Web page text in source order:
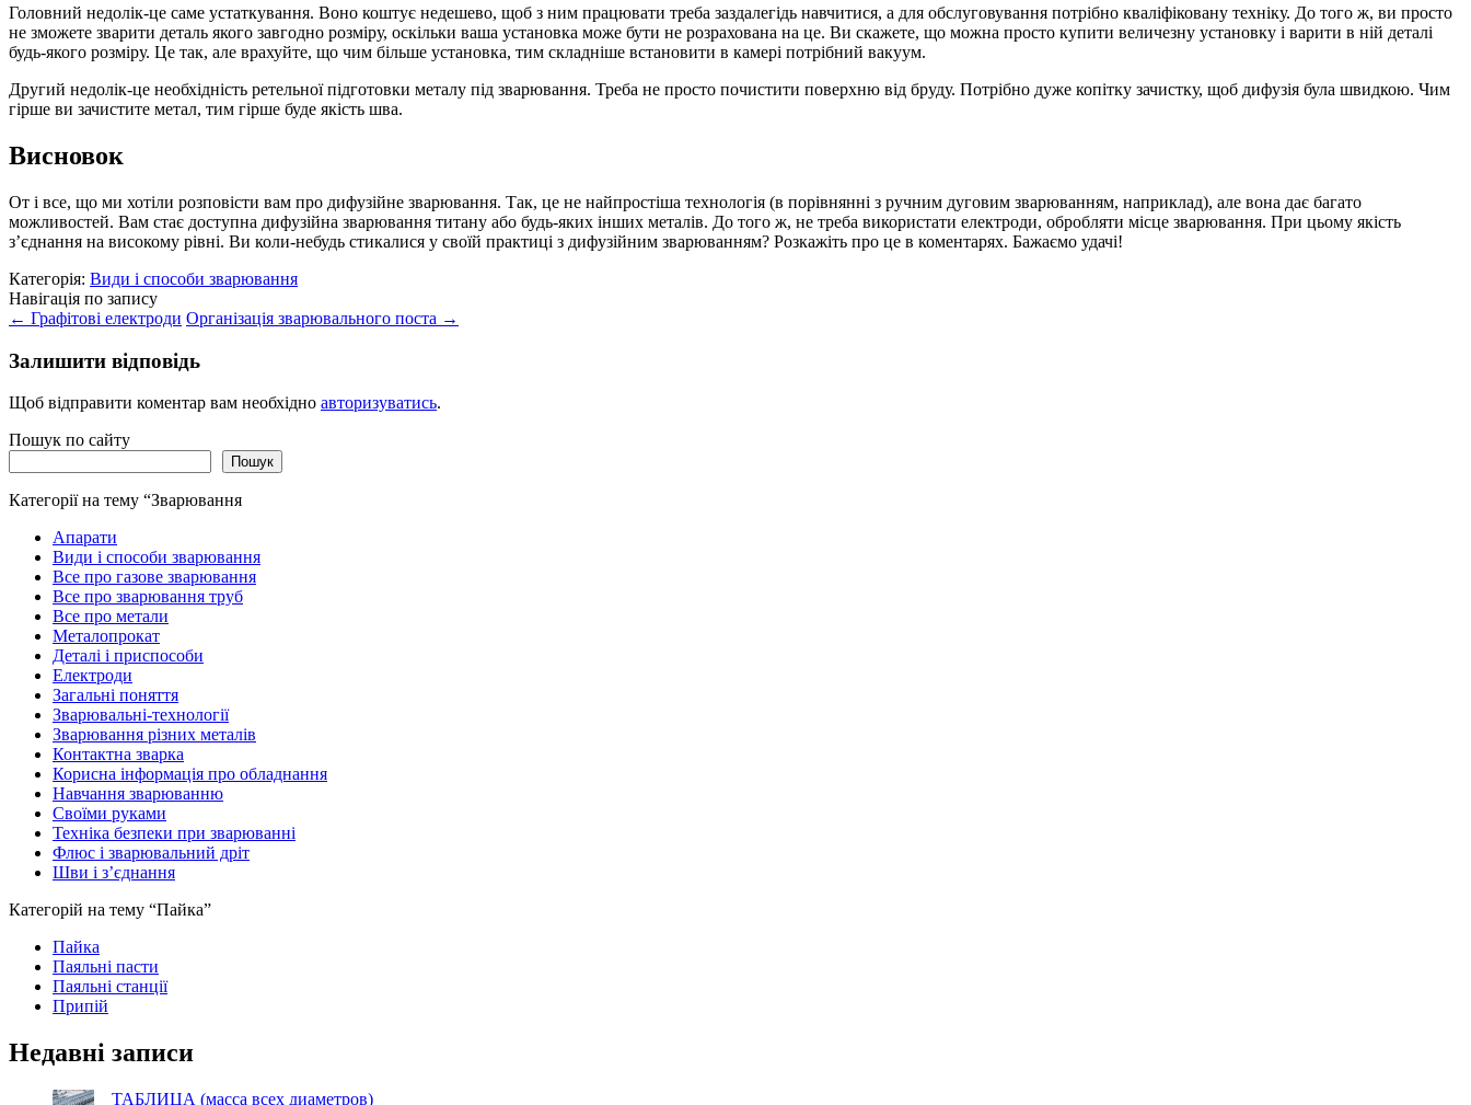
Головний недолік-це саме устаткування. Воно коштує недешево, щоб з ним працювати треба заздалегідь навчитися, а для обслуговування потрібно кваліфіковану техніку. До того ж, ви просто
не зможете зварити деталь якого завгодно розміру, оскільки ваша установка може бути не розрахована на це. Ви скажете, що можна просто купити величезну установку і варити в ній деталі
будь-якого розміру. Це так, але врахуйте, що чим більше установка, тим складніше встановити в камері потрібний вакуум.
Другий недолік-це необхідність ретельної підготовки металу під зварювання. Треба не просто почистити поверхню від бруду. Потрібно дуже копітку зачистку, щоб дифузія була швидкою. Чим
гірше ви зачистите метал, тим гірше буде якість шва.
Висновок
От і все, що ми хотіли розповісти вам про дифузійне зварювання. Так, це не найпростіша технологія (в порівнянні з ручним дуговим зварюванням, наприклад), але вона дає багато
можливостей. Вам стає доступна дифузійна зварювання титану або будь-яких інших металів. До того ж, не треба використати електроди, обробляти місце зварювання. При цьому якість
з’єднання на високому рівні. Ви коли-небудь стикалися у своїй практиці з дифузійним зварюванням? Розкажіть про це в коментарях. Бажаємо удачі!
Категорія: Види і способи зварювання
Навігація по запису
← Графітові електроди Організація зварювального поста →
Залишити відповідь
Щоб відправити коментар вам необхідно авторизуватись.
Пошук по сайту
Пошук
Категорії на тему “Зварювання
Апарати
Види і способи зварювання
Все про газове зварювання
Все про зварювання труб
Все про метали
Металопрокат
Деталі і приспособи
Електроди
Загальні поняття
Зварювальні-технології
Зварювання різних металів
Контактна зварка
Корисна інформація про обладнання
Навчання зварюванню
Своїми руками
Техніка безпеки при зварюванні
Флюс і зварювальний дріт
Шви і з’єднання
Категорій на тему “Пайка”
Пайка
Паяльні пасти
Паяльні станції
Припій
Недавні записи
ТАБЛИЦА (масса всех диаметров)